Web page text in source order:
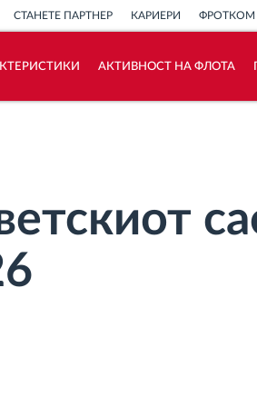
СТАНЕТЕ ПАРТНЕР КАРИЕРИ ФРОТКОМ
АКТИВНОСТ НА ФЛОТА